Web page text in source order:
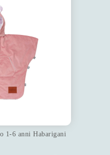
1-6 anni Habarigani